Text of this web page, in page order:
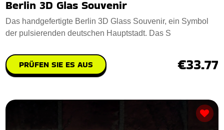
Berlin 3D Glas Souvenir
Das handgefertigte Berlin 3D Glass Souvenir, ein Symbol
der pulsierenden deutschen Hauptstadt. Das S
PRÜFEN SIE ES AUS €33.77